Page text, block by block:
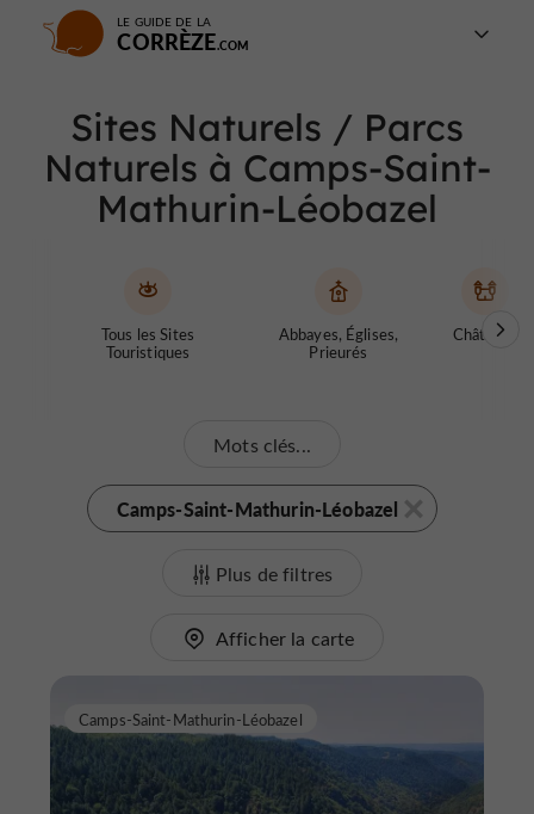
LE GUIDE DE LA
CORRÈZE
Sites Naturels / Parcs
Naturels à Camps-Saint-
Mathurin-Léobazel
Tous les Sites
Touristiques
Abbayes, Églises,
Prieurés
Châteaux
Mots clés...
Camps-Saint-Mathurin-Léobazel
Plus de filtres
Afficher la carte
Camps-Saint-Mathurin-Léobazel